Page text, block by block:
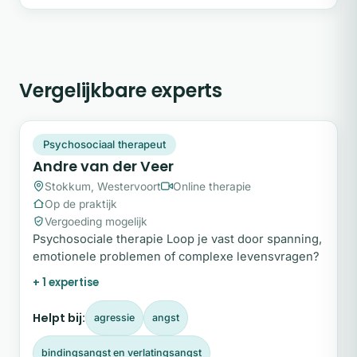
Vergelijkbare experts
AV
Snel beschikbaar
Psychosociaal therapeut
Andre van der Veer
Stokkum, Westervoort
Online therapie
Op de praktijk
Vergoeding mogelijk
Psychosociale therapie Loop je vast door spanning,
emotionele problemen of complexe levensvragen?
+ 1 expertise
Helpt bij: agressie angst
bindingsangst en verlatingsangst